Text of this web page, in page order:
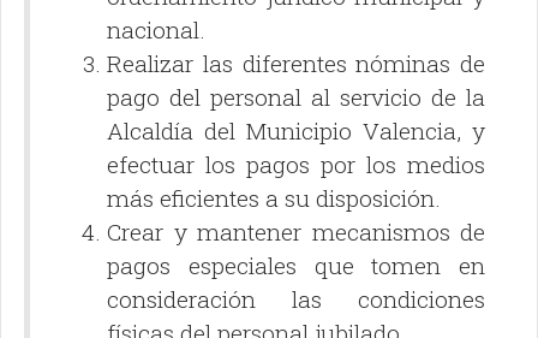
nacional.
Realizar las diferentes nóminas de
pago del personal al servicio de la
Alcaldía del Municipio Valencia, y
efectuar los pagos por los medios
más eficientes a su disposición.
Crear y mantener mecanismos de
pagos especiales que tomen en
consideración las condiciones